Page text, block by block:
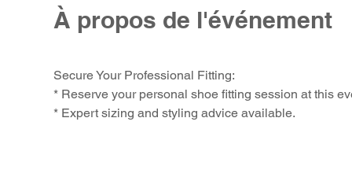
À propos de l'événement
Secure Your Professional Fitting:
* Reserve your personal shoe fitting session at this
* Expert sizing and styling advice available.